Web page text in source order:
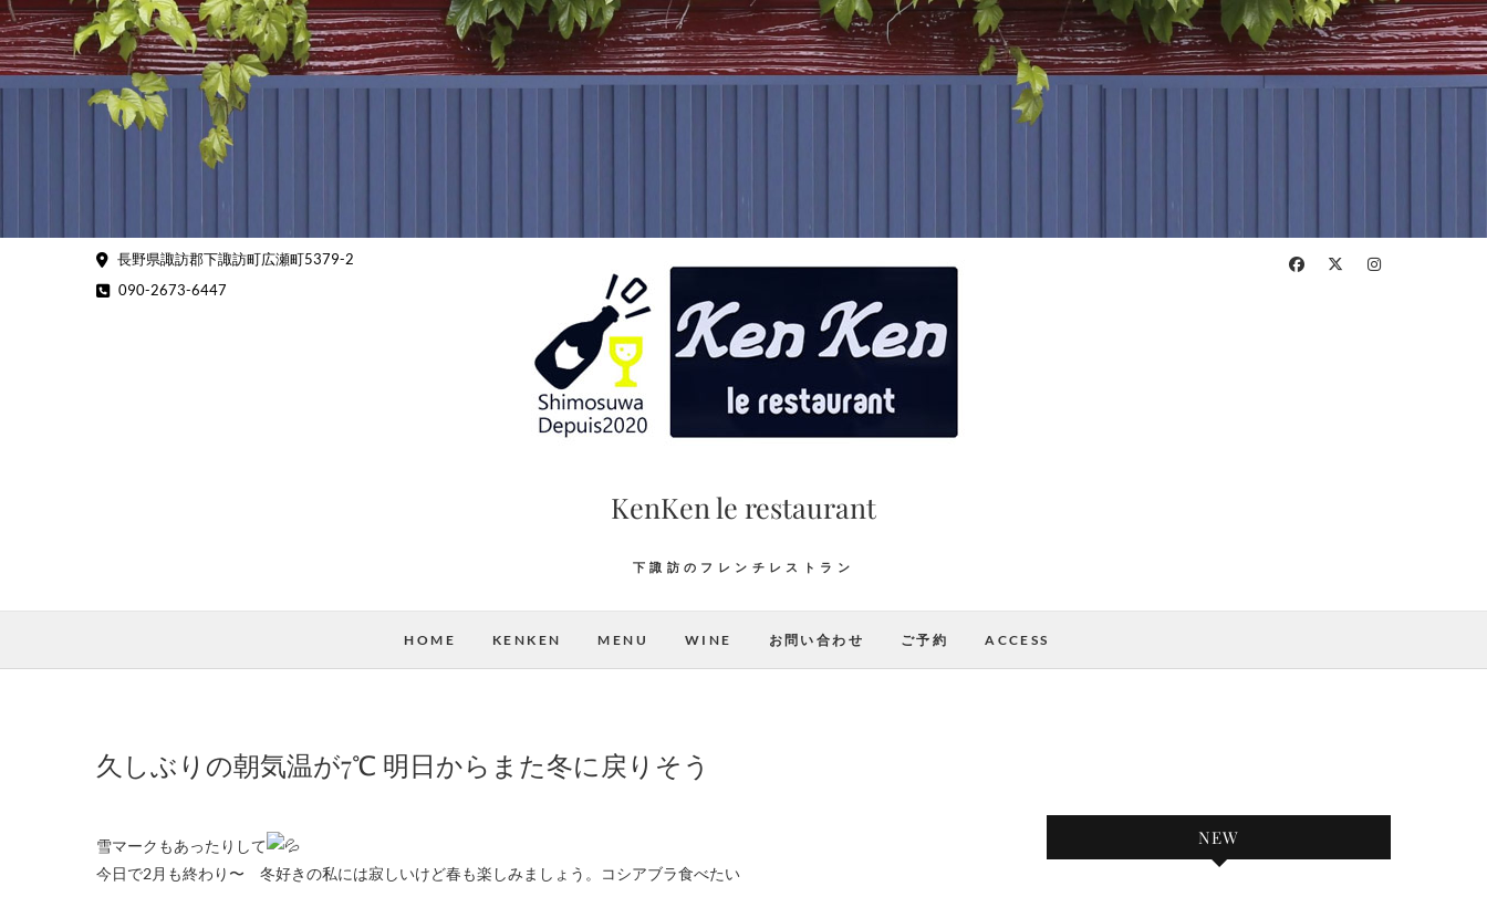
Skip
to
content
長野県諏訪郡下諏訪町広瀬町5379-2
090-2673-6447
KenKen le restaurant
下諏訪のフレンチレストラン
HOME KENKEN MENU WINE お問い合わせ ご予約 ACCESS
久しぶりの朝気温が7℃ 明日からまた冬に戻りそう
雪マークもあったりして
今日で2月も終わり〜 冬好きの私には寂しいけど春も楽しみましょう。コシアブラ食べたい
NEW